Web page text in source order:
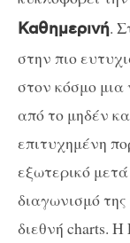
Καθημερινή.
στην πιο
στον κόσμο μια
από το μηδέν
επιτυχημένη
εξωτερικό
διαγωνισμό
διεθνή charts.